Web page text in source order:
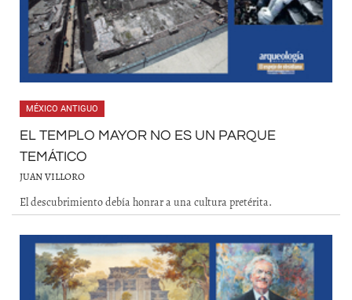
MÉXICO ANTIGUO
EL TEMPLO MAYOR NO ES UN PARQUE
TEMÁTICO
JUAN VILLORO
El descubrimiento debía honrar a una cultura pretérita.